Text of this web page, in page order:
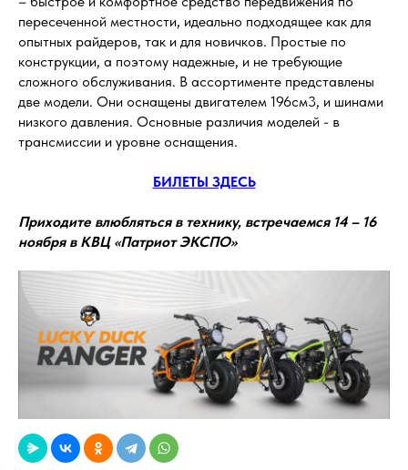
пересеченной местности, идеально подходящее как для
опытных райдеров, так и для новичков. Простые по
конструкции, а поэтому надежные, и не требующие
сложного обслуживания. В ассортименте представлены
две модели. Они оснащены двигателем 196см3, и шинами
низкого давления. Основные различия моделей - в
трансмиссии и уровне оснащения.
БИЛЕТЫ ЗДЕСЬ
Приходите влюбляться в технику, встречаемся 14 – 16
ноября в КВЦ «Патриот ЭКСПО»